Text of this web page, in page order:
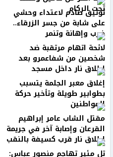
تحت الركام
توثيق صادم لاعتداء وحشي
على شابة من جسر الزرقاء..
ضرب وإهانة وتنمر
لائحة اتهام مرتقبة ضد
شخصين من شفاعمرو بعد
إطلاق نار داخل مسجد
إغلاق معبر الجلمة يتسبب
بطوابير طويلة وتأخير حركة
المواطنين
مقتل الشاب عامر إبراهيم
القرعان وإصابة آخر في جريمة
إطلاق نار قرب كسيفة بالنقب
تل مئير تهاجم منصور عباس: